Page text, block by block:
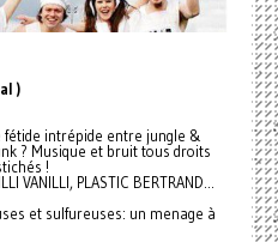
)
fétide intrépide entre jungle &
? Musique et bruit tous droits
!
VANILLI, PLASTIC BERTRAND...
et sulfureuses: un menage à